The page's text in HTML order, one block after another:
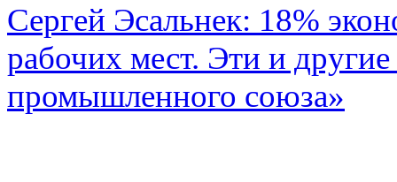
Сергей Эсальнек: 18%
рабочих мест. Эти и
промышленного союза»